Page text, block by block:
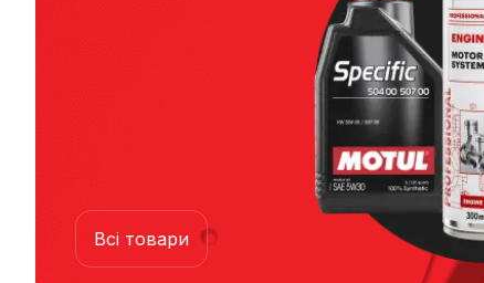
Всі товари
8100 POWER 0W-20
Грн
Популярні